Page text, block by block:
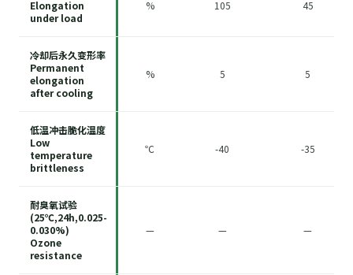
Elongation
under load
% 105 45
冷却后永久变形率
Permanent
elongation
after cooling
% 5 5
低温冲击脆化温度
Low
temperature
brittleness
℃ -40 -35
耐臭氧试验
(25℃,24h,0.025-
0.030%)
Ozone
resistance
— — —